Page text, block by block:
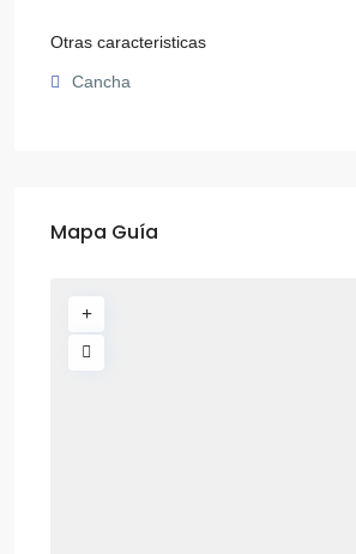
Otras caracteristicas
Cancha
Mapa Guía